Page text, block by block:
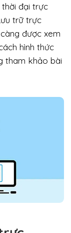
đại trực
trữ trực
được xem
hình thức
tham khảo bài